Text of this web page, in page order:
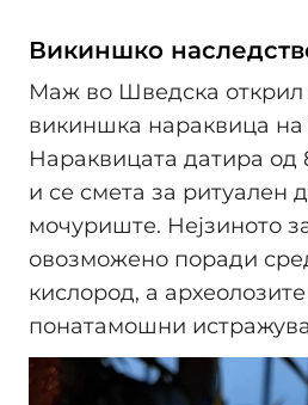
Викиншко
Маж во Шведска открил
викиншка нараквица на
Нараквицата датира од
и се смета за ритуален
мочуриште. Нејзиното
овозможено поради
кислород, а
понатамошни